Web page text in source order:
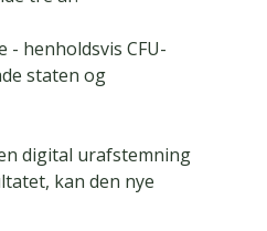
henholdsvis CFU-
staten og
digital urafstemning
kan den nye